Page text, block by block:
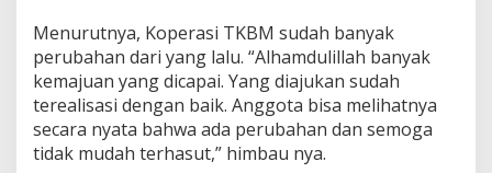
Menurutnya, Koperasi TKBM sudah banyak
perubahan dari yang lalu. “Alhamdulillah banyak
kemajuan yang dicapai. Yang diajukan sudah
terealisasi dengan baik. Anggota bisa melihatnya
secara nyata bahwa ada perubahan dan semoga
tidak mudah terhasut,” himbau nya.